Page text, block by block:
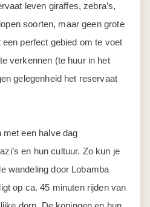
leven giraffes, zebra’s,
soorten, maar geen grote
perfect gebied om te voet
verkennen (te huur in het
gelegenheid het reservaat
een halve dag
en hun cultuur. Zo kun je
wandeling door Lobamba
op ca. 45 minuten rijden van